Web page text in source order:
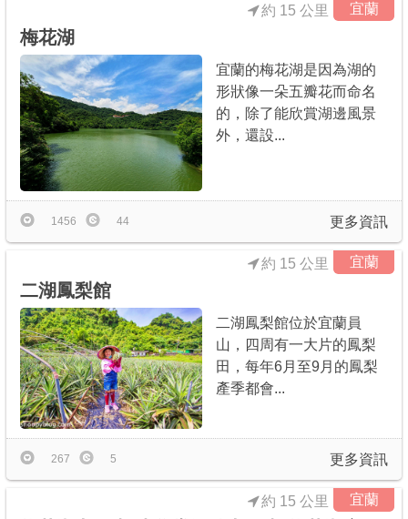
宜蘭
梅花湖
約 15 公里
宜蘭的梅花湖是因為湖的
形狀像一朵五瓣花而命名
的，除了能欣賞湖邊風景
外，還設...
更多資訊
1456 44
宜蘭
二湖鳳梨館
約 15 公里
二湖鳳梨館位於宜蘭員
山，四周有一大片的鳳梨
田，每年6月至9月的鳳梨
產季都會...
更多資訊
267 5
宜蘭
約 15 公里